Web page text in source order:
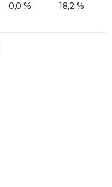
0,0 % 18,2 %